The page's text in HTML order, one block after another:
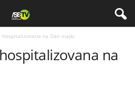
hospitalizovana na Dan majki
na